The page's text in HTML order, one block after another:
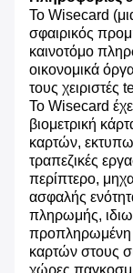
Το Wisecard
σφαιρικός
καινοτόμο
οικονομικά
τους
Το Wisecard
βιομετρική
καρτών,
τραπεζικές
περίπτερο,
ασφαλής
πληρωμής,
προπληρωμένη
καρτών στους